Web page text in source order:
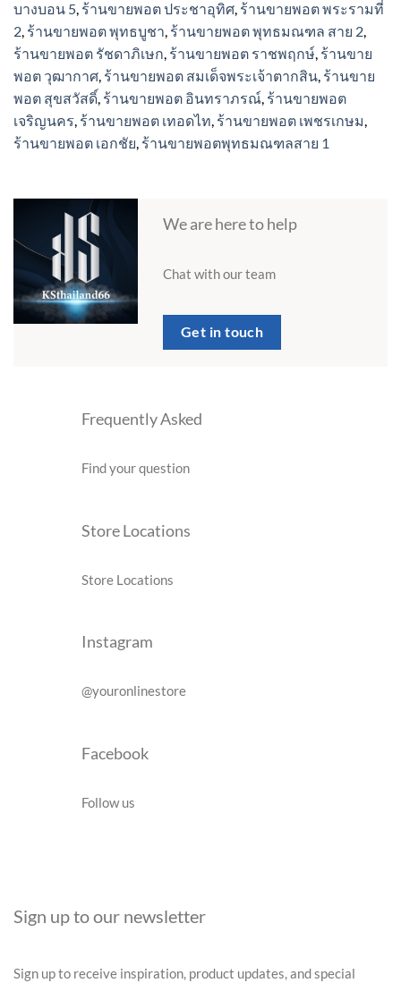
page
บางบอน 5 ร้านขายพอต ประชาอุทิศ ร้านขายพอต พระรามที่
2 ร้านขายพอต พุทธบูชา ร้านขายพอต พุทธมณฑล สาย 2
ร้านขายพอต รัชดาภิเษก ร้านขายพอต ราชพฤกษ์ ร้านขาย
พอต วุฒากาศ ร้านขายพอต สมเด็จพระเจ้าตากสิน ร้านขาย
พอต สุขสวัสดิ์ ร้านขายพอต อินทราภรณ์ ร้านขายพอต
เจริญนคร ร้านขายพอต เทอดไท ร้านขายพอต เพชรเกษม
ร้านขายพอต เอกชัย ร้านขายพอตพุทธมณฑลสาย 1
We are here to help
Chat with our team
Get in touch
Frequently Asked
Find your question
Store Locations
Store Locations
Instagram
@youronlinestore
Facebook
Follow us
Sign up to our newsletter
Sign up to receive inspiration, product updates, and special